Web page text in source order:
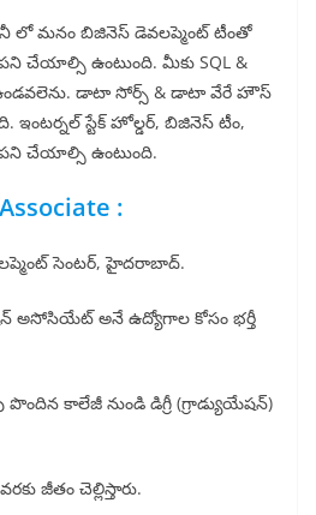
లో మనం బిజినెస్ డెవలప్మెంట్ టీంతో
చేయాల్సి ఉంటుంది. మీకు SQL &
డాటా సోర్స్ & డాటా వేరే హౌస్
స్టేక్ హోల్డర్, బిజినెస్ టీం,
పని చేయాల్సి ఉంటుంది.
:
సెంటర్, హైదరాబాద్.
అసోసియేట్ అనే ఉద్యోగాల కోసం భర్తీ
పొందిన కాలేజీ నుండి డిగ్రీ (గ్రాడ్యుయేషన్)
జీతం చెల్లిస్తారు.